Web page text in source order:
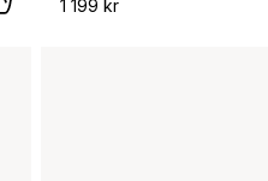
1 199 kr